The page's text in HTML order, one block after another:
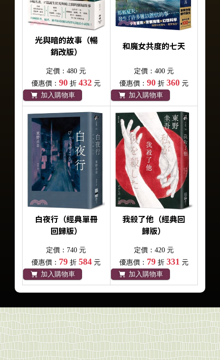
光與暗的故事（暢
銷改版）
定價：480 元
優惠價：90 折432 元
加入購物車
和魔女共度的七天
定價：400 元
優惠價： 90折 360元
加入購物車
白夜行（經典單冊
回歸版）
定價：740 元
優惠價： 79 折584 元
加入購物車
我殺了他（經典回
歸版）
定價：420 元
優惠價： 79折 331 元
加入購物車